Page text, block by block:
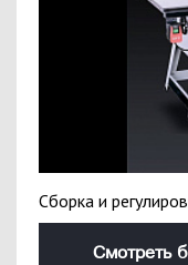
Сборка и
Смотреть